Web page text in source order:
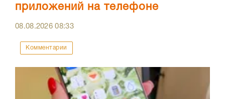
приложений на телефоне
08.08.202608:33
Комментарии